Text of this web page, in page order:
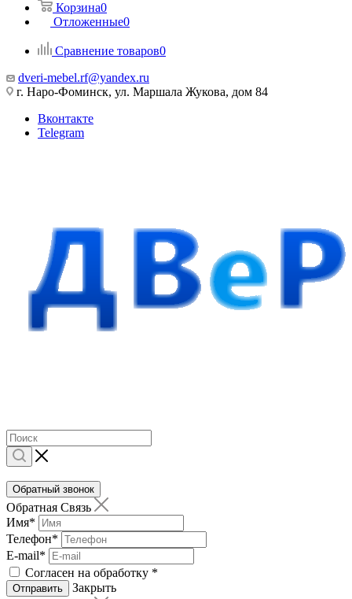
Корзина0
Отложенные0
Сравнение товаров0
dveri-mebel.rf@yandex.ru
г. Наро-Фоминск, ул. Маршала Жукова, дом 84
Вконтакте
Telegram
Обратный звонок
Обратная Связь
Имя*
Телефон*
E-mail*
Согласен на обработку *
Отправить
Закрыть